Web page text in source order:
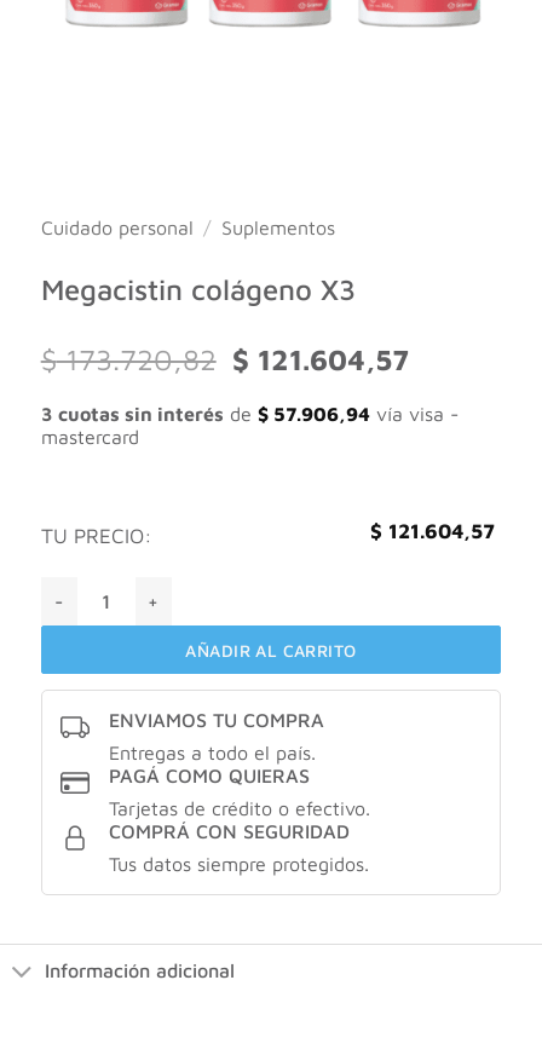
Cuidado personal / Suplementos
Megacistin colágeno X3
$173.720,82
El
precio
original
era:
$ 121.604,57El
es:
3 cuotas sin interés de $57.906,94vía visa -
mastercard
TU PRECIO: $ 121.604,57
AÑADIR AL CARRITO
ENVIAMOS TU COMPRA
Entregas a todo el país.
PAGÁ COMO QUIERAS
Tarjetas de crédito o efectivo.
COMPRÁ CON SEGURIDAD
Tus datos siempre protegidos.
Información adicional